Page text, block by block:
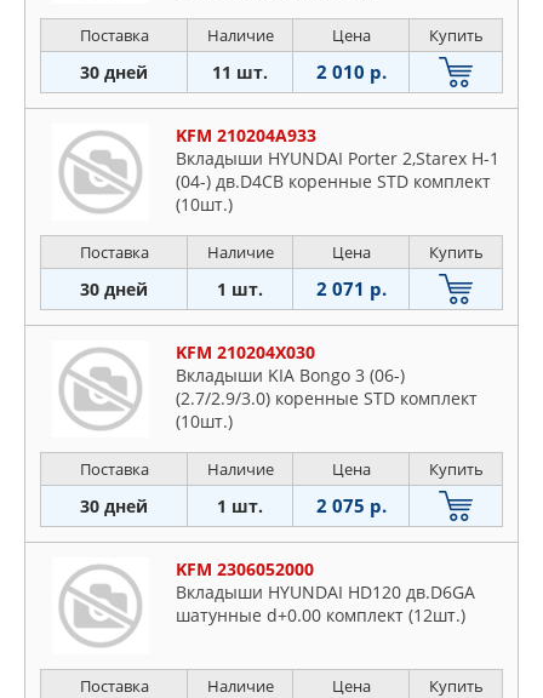
Поставка Наличие Цена Купить
30 дней 11 шт. 2 010 р.
KFM 210204A933
Вкладыши HYUNDAI Porter 2,Starex H-1
(04-) дв.D4CB коренные STD комплект
(10шт.)
Поставка Наличие Цена Купить
30 дней 1 шт. 2 071 р.
KFM 210204X030
Вкладыши KIA Bongo 3 (06-)
(2.7/2.9/3.0) коренные STD комплект
(10шт.)
Поставка Наличие Цена Купить
30 дней 1 шт. 2 075 р.
KFM 2306052000
Вкладыши HYUNDAI HD120 дв.D6GA
шатунные d+0.00 комплект (12шт.)
Поставка Наличие Цена Купить